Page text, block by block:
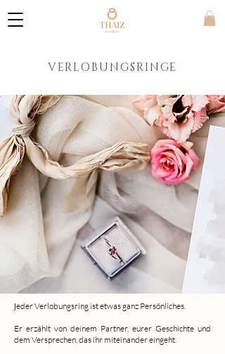
VERLOBUNGSRINGE
Jeder Verlobungsring ist etwas ganz Persönliches.
Er erzählt von deinem Partner, eurer Geschichte und
dem Versprechen, das ihr miteinander eingeht.